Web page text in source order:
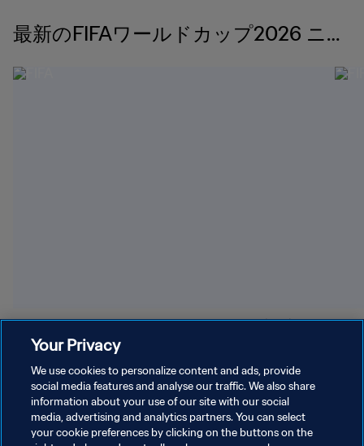
最新のFIFAワールドカップ2026 ニュ
エルヴェ・ルナールがコートジボワール代表監督に復 アル
Your Privacy
We use cookies to personalize content and ads, provide
social media features and analyse our traffic. We also share
information about your use of our site with our social
media, advertising and analytics partners. You can select
your cookie preferences by clicking on the buttons on the